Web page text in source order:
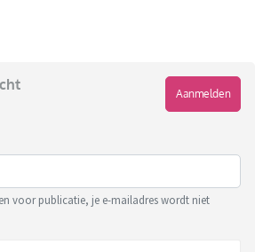
Aanmelden
voor publicatie, je e-mailadres wordt niet